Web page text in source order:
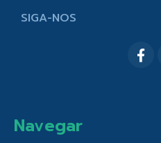
SIGA-NOS
Navegar